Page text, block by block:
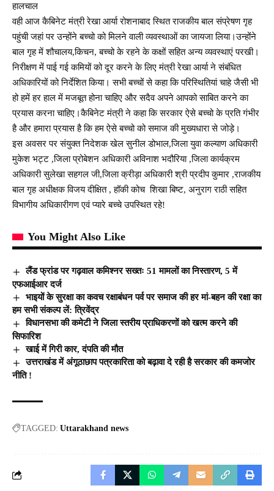
हालचाल
वही आज कैबिनेट मंत्री रेखा आर्या रोशनाबाद स्थित राजकीय बाल संप्रेषण गृह
पहुंची जहां पर उन्होंने बच्चो को मिलने वाली व्यवस्थाओं का जायजा लिया।उन्होंने
बाल गृह में शौचालय,किचन, बच्चो के रहने के कक्षों सहित अन्य व्यवस्थाएं परखी।
निरीक्षण में पाई गई कमियों को दूर करने के लिए मंत्री रेखा आर्या ने संबंधित
अधिकारियों को निर्देशित किया। सभी बच्चों से कहा कि परिस्थितियां चाहे जैसी भी
हो हमें हर हाल में मजबूत होना चाहिए और सदैव अपने आपको साबित करने का
प्रयास करना चाहिए।कैबिनेट मंत्री ने कहा कि सरकार ऐसे बच्चो के प्रति गंभीर
है और हमारा प्रयास है कि हम ऐसे बच्चो को समाज की मुख्यधारा से जोड़े।
इस अवसर पर संयुक्त निदेशक खेल सुनील डोभाल,जिला युवा कल्याण अधिकारी
मुकेश भट्ट ,जिला प्रोबेशन अधिकारी अविनाश भदौरिया ,जिला कार्यक्रम
अधिकारी सुलेखा सहगल जी,जिला क्रीड़ा अधिकारी श्री प्रदीप कुमार ,राजकीय
बाल गृह अधीक्षक विजय दीक्षित , हॉकी कोच शिखा बिष्ट, अनुराग राठी सहित
विभागीय अधिकारीगण एवं प्यारे बच्चे उपस्थित रहे!
You Might Also Like
लैंड फ्रांड पर गढ़वाल कमिश्नर सख्तः 51 मामलों का निस्तारण, 5 में
एफआईआर दर्ज
भाइयों के सुरक्षा का कवच रक्षाबंधन पर्व पर समाज की हर मां-बहन की रक्षा का
हम सभी संकल्प लें: त्रिवेंद्र
विधानसभा की कमेटी ने जिला स्तरीय प्राधिकरणों को खत्म करने की
सिफारिश
खाई में गिरी कार, दंपति की मौत
उत्तराखंड में अंगूठाछाप पत्रकारिता को बढ़ावा दे रही है सरकार की कमजोर
नीति !
TAGGED: Uttarakhand news